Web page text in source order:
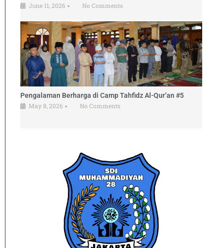
June 11, 2026 • No Comments
Pengalaman Berharga di Camp Tahfidz Al-Qur’an #5
May 8, 2026 • No Comments